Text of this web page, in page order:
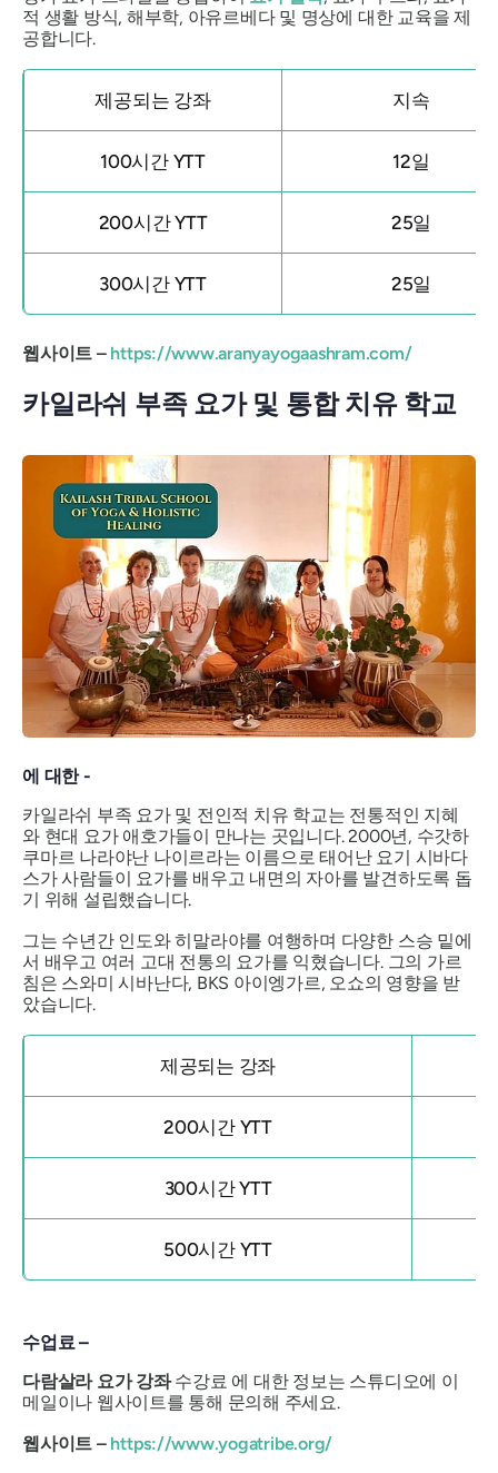
적 생활 방식, 해부학, 아유르베다 및 명상에 대한 교육을 제
공합니다.
제공되는 강좌 지속
100시간 YTT 12일
200시간 YTT 25일
300시간 YTT 25일
웹사이트 – https://www.aranyayogaashram.com/
카일라쉬 부족 요가 및 통합 치유 학교
에 대한 -
카일라쉬 부족 요가 및 전인적 치유 학교는 전통적인 지혜
와 현대 요가 애호가들이 만나는 곳입니다. 2000년, 수갓하
쿠마르 나라야난 나이르라는 이름으로 태어난 요기 시바다
스가 사람들이 요가를 배우고 내면의 자아를 발견하도록 돕
기 위해 설립했습니다.
그는 수년간 인도와 히말라야를 여행하며 다양한 스승 밑에
서 배우고 여러 고대 전통의 요가를 익혔습니다. 그의 가르
침은 스와미 시바난다, BKS 아이엥가르, 오쇼의 영향을 받
았습니다.
제공되는 강좌
200시간 YTT
300시간 YTT
500시간 YTT
수업료 –
다람살라 요가 강좌수강료 에 대한 정보는 스튜디오에 이
메일이나 웹사이트를 통해 문의해 주세요.
웹사이트 – https://www.yogatribe.org/